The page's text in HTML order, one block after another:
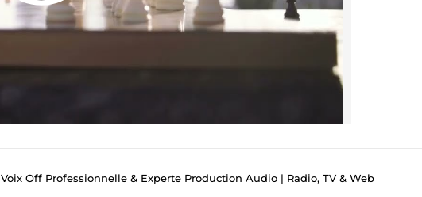
Voix Off Professionnelle & Experte Production Audio | Radio, TV & Web